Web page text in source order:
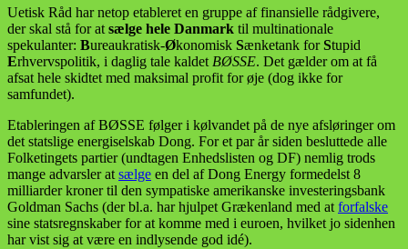
Uetisk Råd har netop etableret en gruppe af finansielle rådgivere,
der skal stå for at sælge hele Danmark til multinationale
spekulanter: Bureaukratisk-Økonomisk Sænketank forStupid
Erhvervspolitik, i daglig tale kaldet BØSSE. Det gælder om at få
afsat hele skidtet med maksimal profit for øje (dog ikke for
samfundet).
Etableringen af BØSSE følger i kølvandet på de nye afsløringer om
det statslige energiselskab Dong. For et par år siden besluttede alle
Folketingets partier (undtagen Enhedslisten og DF) nemlig trods
mange advarsler at sælge en del af Dong Energy formedelst 8
milliarder kroner til den sympatiske amerikanske investeringsbank
Goldman Sachs (der bl.a. har hjulpet Grækenland med at forfalske
sine statsregnskaber for at komme med i euroen, hvilket jo sidenhen
har vist sig at være en indlysende god idé).